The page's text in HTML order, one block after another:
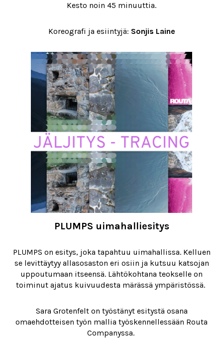
Kesto noin 45 minuuttia.
Koreografi ja esiintyjä: Sonjis Laine
PLUMPS uimahalliesitys
PLUMPS on esitys, joka tapahtuu uimahallissa. Kelluen
se levittäytyy allasosaston eri osiin ja kutsuu katsojan
uppoutumaan itseensä. Lähtökohtana teokselle on
toiminut ajatus kuivuudesta märässä ympäristössä.
Sara Grotenfelt on työstänyt esitystä osana
omaehdotteisen työn mallia työskennellessään Routa
Companyssa.